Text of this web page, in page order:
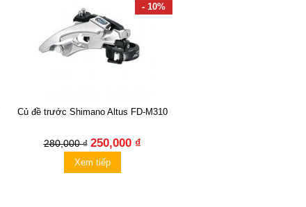
- 10%
Củ đề trước Shimano Altus FD-M310
280,000 ₫ 250,000 ₫
Xem tiếp